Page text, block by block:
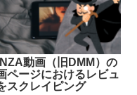
動画（旧DMM）の
ページにおけるレビュ
スクレイピング